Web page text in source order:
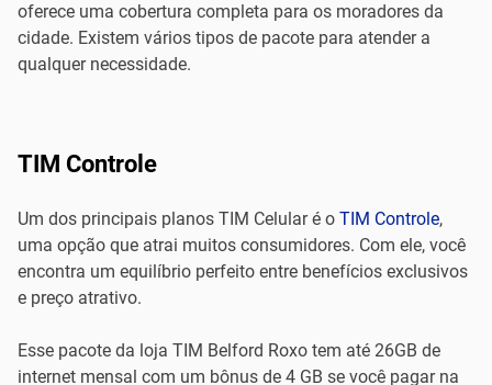
oferece uma cobertura completa para os moradores da
cidade. Existem vários tipos de pacote para atender a
qualquer necessidade.
TIM Controle
Um dos principais planos TIM Celular é o TIM Controle,
uma opção que atrai muitos consumidores. Com ele, você
encontra um equilíbrio perfeito entre benefícios exclusivos
e preço atrativo.
Esse pacote da loja TIM Belford Roxo tem até 26GB de
internet mensal com um bônus de 4 GB se você pagar na